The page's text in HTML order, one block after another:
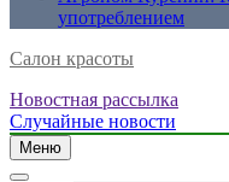
употреблением
Салон красоты
Новостная рассылка
Случайные новости
Меню